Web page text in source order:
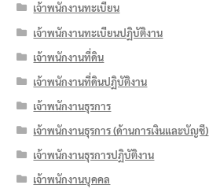
เจ้าพนักงานทะเบียน
เจ้าพนักงานทะเบียนปฏิบัติงาน
เจ้าพนักงานที่ดิน
เจ้าพนักงานที่ดินปฏิบัติงาน
เจ้าพนักงานธุรการ
เจ้าพนักงานธุรการ (ด้านการเงินและบัญชี)
เจ้าพนักงานธุรการปฏิบัติงาน
เจ้าพนักงานบุคคล